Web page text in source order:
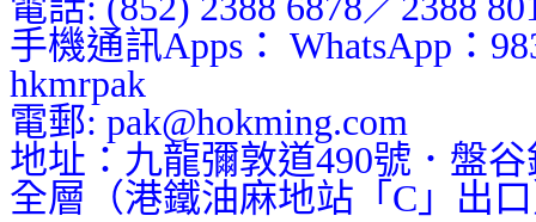
手機通訊Apps： WhatsApp：
hkmrpak
電郵: pak@hokming.com
地址：九龍彌敦道490號．盤
全層（港鐵油麻地站「C」出